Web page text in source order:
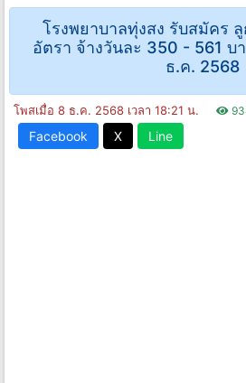
โรงพยาบาลทุ่งสง รับสมัคร
อัตรา จ้างวันละ 350 - 561 บ
ธ.ค. 2568
โพสเมื่อ 8 ธ.ค. 2568 เวลา 18:21 น.
Facebook X Line